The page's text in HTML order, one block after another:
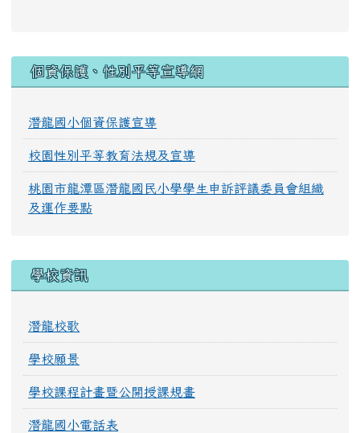
個資保護、性別平等宣導網
潛龍國小個資保護宣導
校園性別平等教育法規及宣導
桃園市龍潭區潛龍國民小學學生申訴評議委員會組織
及運作要點
學校資訊
潛龍校歌
學校願景
學校課程計畫暨公開授課規畫
潛龍國小電話表